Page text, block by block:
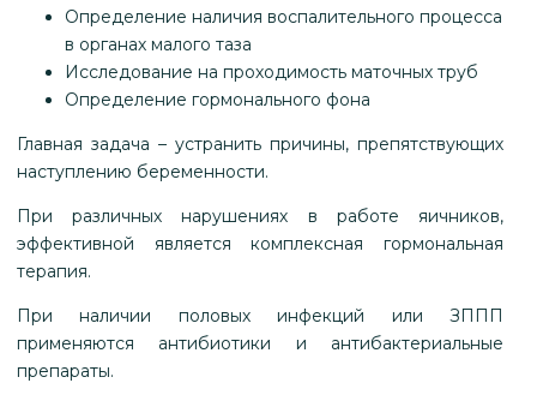
Определение наличия воспалительного процесса
в органах малого таза
Исследование на проходимость маточных труб
Определение гормонального фона
Главная задача – устранить причины, препятствующих
наступлению беременности.
При различных нарушениях в работе яичников,
эффективной является комплексная гормональная
терапия.
При наличии половых инфекций или ЗППП
применяются антибиотики и антибактериальные
препараты.